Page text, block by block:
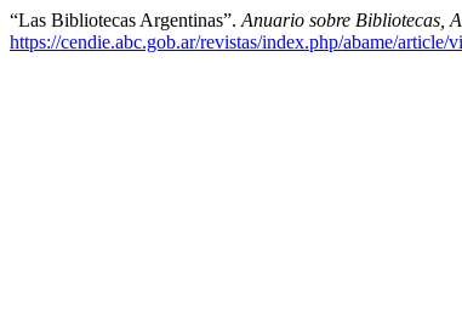
“Las Bibliotecas Argentinas”. Anuario sobre Bibliotecas,
https://cendie.abc.gob.ar/revistas/index.php/abame/article/